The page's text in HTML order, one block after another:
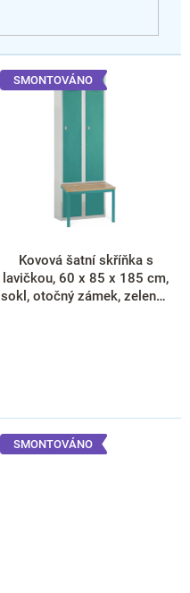
SMONTOVÁNO
Kovová šatní skříňka s
lavičkou, 60 x 85 x 185 cm,
sokl, otočný zámek, zelená -
SMONTOVÁNO